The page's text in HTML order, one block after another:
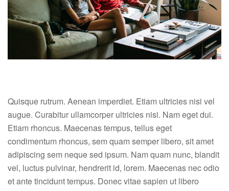
Quisque rutrum. Aenean imperdiet. Etiam ultricies nisi vel
augue. Curabitur ullamcorper ultricies nisi. Nam eget dui.
Etiam rhoncus. Maecenas tempus, tellus eget
condimentum rhoncus, sem quam semper libero, sit amet
adipiscing sem neque sed ipsum. Nam quam nunc, blandit
vel, luctus pulvinar, hendrerit id, lorem. Maecenas nec odio
et ante tincidunt tempus. Donec vitae sapien ut libero